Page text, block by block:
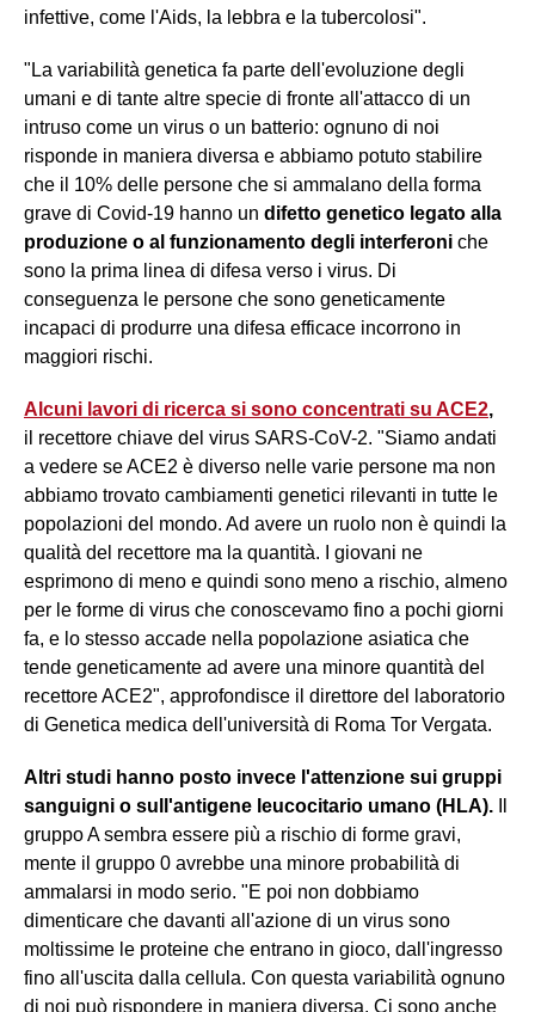
infettive, come l'Aids, la lebbra e la tubercolosi".
"La variabilità genetica fa parte dell'evoluzione degli
umani e di tante altre specie di fronte all'attacco di un
intruso come un virus o un batterio: ognuno di noi
risponde in maniera diversa e abbiamo potuto stabilire
che il 10% delle persone che si ammalano della forma
grave di Covid-19 hanno un difetto genetico legato alla
produzione o al funzionamento degli interferoni che
sono la prima linea di difesa verso i virus. Di
conseguenza le persone che sono geneticamente
incapaci di produrre una difesa efficace incorrono in
maggiori rischi.
Alcuni lavori di ricerca si sono concentrati su ACE2,
il recettore chiave del virus SARS-CoV-2. "Siamo andati
a vedere se ACE2 è diverso nelle varie persone ma non
abbiamo trovato cambiamenti genetici rilevanti in tutte le
popolazioni del mondo. Ad avere un ruolo non è quindi la
qualità del recettore ma la quantità. I giovani ne
esprimono di meno e quindi sono meno a rischio, almeno
per le forme di virus che conoscevamo fino a pochi giorni
fa, e lo stesso accade nella popolazione asiatica che
tende geneticamente ad avere una minore quantità del
recettore ACE2", approfondisce il direttore del laboratorio
di Genetica medica dell'università di Roma Tor Vergata.
Altri studi hanno posto invece l'attenzione sui gruppi
sanguigni o sull'antigene leucocitario umano (HLA).
gruppo A sembra essere più a rischio di forme gravi,
mente il gruppo 0 avrebbe una minore probabilità di
ammalarsi in modo serio. "E poi non dobbiamo
dimenticare che davanti all'azione di un virus sono
moltissime le proteine che entrano in gioco, dall'ingresso
fino all'uscita dalla cellula. Con questa variabilità ognuno
di noi può rispondere in maniera diversa. Ci sono anche